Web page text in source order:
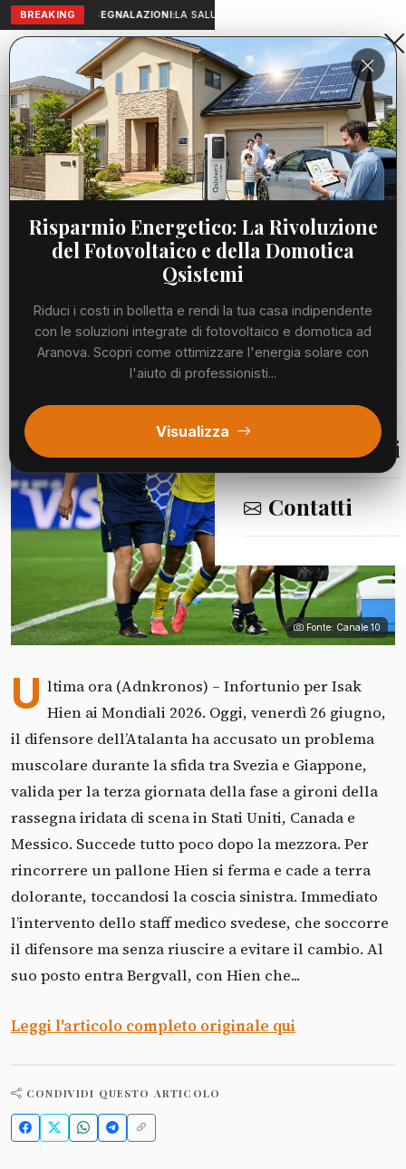
BREAKING SEGNALAZIONI:LA SALUTE A PORTATA DI MANO:
Aranova • NET
PORTALE UTILE AL TERRITORIO
Home
Cronaca
Viabilità
Meteo
Segnalazioni
Contatti
Cronaca Svezia, infortunio per Hien: difensore...
CRONACA
Svezia, infortunio per Hien:
difensore dell'Atalanta ko contro
Giappone
GIOVEDÌ, 25 GIUGNO 2026
60 LETTURE
Fonte: Canale 10
U ltima ora (Adnkronos) – Infortunio per Isak
Hien ai Mondiali 2026. Oggi, venerdì 26 giugno,
il difensore dell’Atalanta ha accusato un problema
muscolare durante la sfida tra Svezia e Giappone,
valida per la terza giornata della fase a gironi della
rassegna iridata di scena in Stati Uniti, Canada e
Messico. Succede tutto poco dopo la mezzora. Per
rincorrere un pallone Hien si ferma e cade a terra
dolorante, toccandosi la coscia sinistra. Immediato
l’intervento dello staff medico svedese, che soccorre
il difensore ma senza riuscire a evitare il cambio. Al
suo posto entra Bergvall, con Hien che...
Leggi l'articolo completo originale qui
CONDIVIDI QUESTO ARTICOLO
Risparmio Energetico: La Rivoluzione
del Fotovoltaico e della Domotica
Qsistemi
Riduci i costi in bolletta e rendi la tua casa indipendente
con le soluzioni integrate di fotovoltaico e domotica ad
Aranova. Scopri come ottimizzare l'energia solare con
l'aiuto di professionisti...
Visualizza